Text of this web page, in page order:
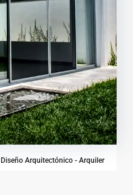
Diseño Arquitectónico - Arquiler